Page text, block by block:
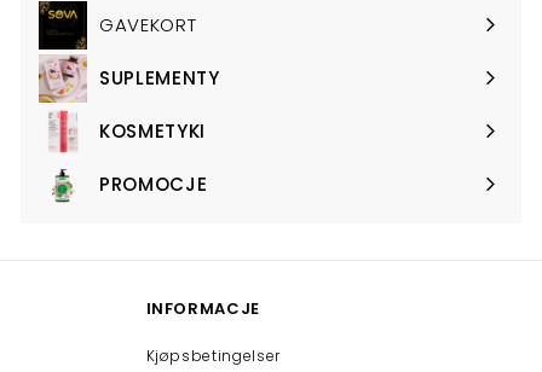
submenuGAVEKORT
SUPLEMENTY
Expand
submenuKOSMETYKI
Expand
submenuPROMOCJE
Expand
INFORMACJE
Kjøpsbetingelser